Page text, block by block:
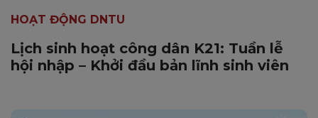
HOẠT ĐỘNG DNTU
Lịch sinh hoạt công dân K21: Tuần lễ
hội nhập – Khởi đầu bản lĩnh sinh viên